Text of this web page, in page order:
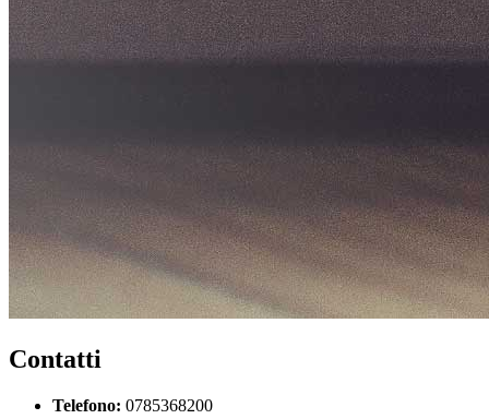
Contatti
Telefono: 0785368200